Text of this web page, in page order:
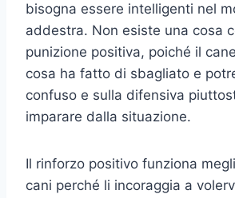
bisogna essere intelligenti nel
addestra. Non esiste una cosa
punizione positiva, poiché il
cosa ha fatto di sbagliato e
confuso e sulla difensiva
imparare dalla situazione.
Il rinforzo positivo funziona
cani perché li incoraggia a